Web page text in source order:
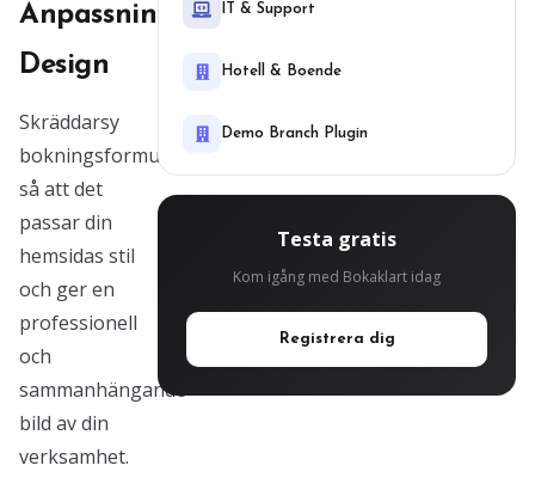
Anpassningsbar
Design
Skräddarsy
bokningsformuläret
så att det
passar din
hemsidas stil
och ger en
professionell
och
sammanhängande
bild av din
verksamhet.
IT & Support
Hotell & Boende
Demo Branch Plugin
Testa gratis
Kom igång med Bokaklart idag
Registrera dig